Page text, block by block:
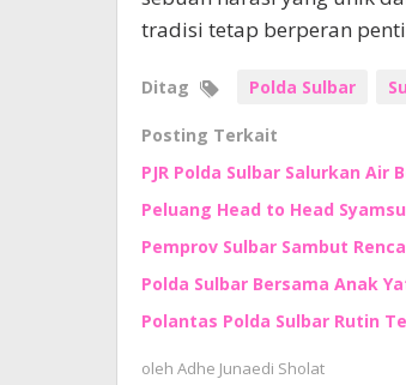
tradisi tetap berperan
Ditag Polda Sulbar
Posting Terkait
PJR Polda Sulbar Salurkan
Peluang Head to Head
Pemprov Sulbar Sambut
Polda Sulbar Bersama Anak
Polantas Polda Sulbar Rutin
oleh Adhe Junaedi Sholat